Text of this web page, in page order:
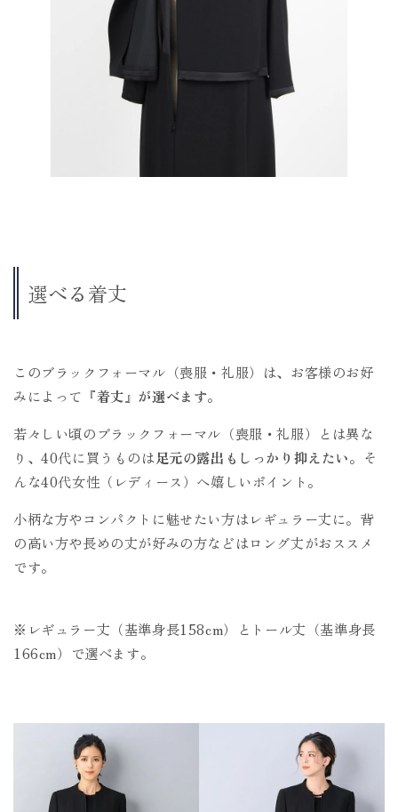
選べる着丈
このブラックフォーマル（喪服・礼服）は、お客様のお好
みによって 『着丈』が選べます。
若々しい頃のブラックフォーマル（喪服・礼服）とは異な
り、40代に買うものは足元の露出もしっかり抑えたい。そ
んな40代女性（レディース）へ嬉しいポイント。
小柄な方やコンパクトに魅せたい方はレギュラー丈に。背
の高い方や長めの丈が好みの方などはロング丈がおススメ
です。
※レギュラー丈（基準身長158cm）とトール丈（基準身長
166cm）で選べます。